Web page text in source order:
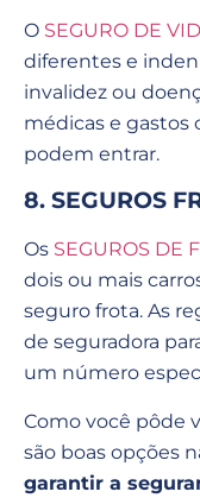
O SEGURO DE
diferentes e
invalidez ou
médicas e
podem entrar.
8. SEGUROS
Os SEGUROS DE
dois ou mais
seguro frota. As
de seguradora
um número
Como você pôde
são boas opções
garantir a